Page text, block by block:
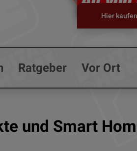
Hier
Ratgeber Vor Ort
und Smart